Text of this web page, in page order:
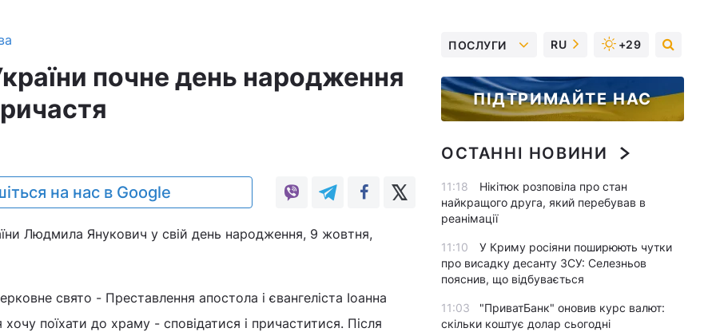
почне день народження
на нас в Google
Людмила Янукович у свій день народження, 9 жовтня,
свято - Преставлення апостола і євангеліста Іоанна
поїхати до храму - сповідатися і причаститися. Після
ПОСЛУГИ RU +29
ПІДТРИМАЙТЕ НАС
ОСТАННІ НОВИНИ
11:18
Нікітюк розповіла про стан
найкращого друга, який перебував в
реанімації
11:10
У Криму росіяни поширюють чутки
про висадку десанту ЗСУ: Селезньов
пояснив, що відбувається
11:03
"ПриватБанк" оновив курс валют:
скільки коштує долар сьогодні